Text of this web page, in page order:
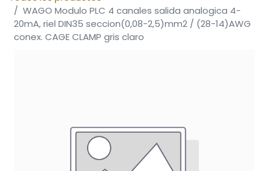
WAGO Modulo PLC 4 canales salida analogica 4-
20mA, riel DIN35 seccion(0,08-2,5)mm2 / (28-14)AWG
conex. CAGE CLAMP gris claro